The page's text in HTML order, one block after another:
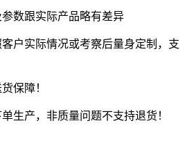
数跟实际产品略有差异
户实际情况或考察后量身定制，支
保障！
生产，非质量问题不支持退货！